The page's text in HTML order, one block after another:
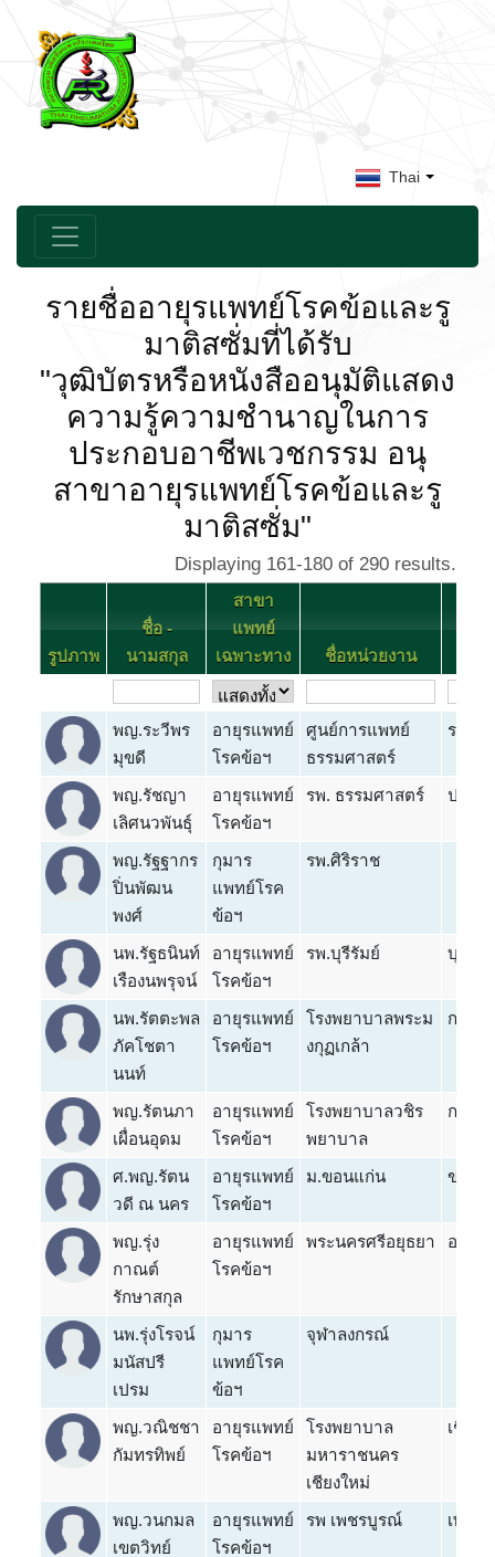
Thai
รายชื่ออายุรแพทย์โรคข้อและรู
มาติสซั่มที่ได้รับ
"วุฒิบัตรหรือหนังสืออนุมัติแสดง
ความรู้ความชำนาญในการ
ประกอบอาชีพเวชกรรม อนุ
สาขาอายุรแพทย์โรคข้อและรู
มาติสซั่ม"
Displaying 161-180 of 290 results.
รูปภาพ
ชื่อ -
นามสกุล
สาขา
แพทย์
เฉพาะทาง
ชื่อหน่วยงาน
พญ.ระวีพร
มุขดี
อายุรแพทย์
โรคข้อฯ
ศูนย์การแพทย์
ธรรมศาสตร์
ระยอง
พญ.รัชญา
เลิศนวพันธุ์
อายุรแพทย์
โรคข้อฯ
รพ. ธรรมศาสตร์ ปทุมธ
พญ.รัฐฐากร
ปิ่นพัฒน
พงศ์
กุมาร
แพทย์โรค
ข้อฯ
รพ.ศิริราช
นพ.รัฐธนินท์
เรืองนพรุจน์
อายุรแพทย์
โรคข้อฯ
รพ.บุรีรัมย์ บุรีรัม
นพ.รัตตะพล
ภัคโชตา
นนท์
อายุรแพทย์
โรคข้อฯ
โรงพยาบาลพระม
งกุฏเกล้า
กรุงเ
พญ.รัตนภา
เผื่อนอุดม
อายุรแพทย์
โรคข้อฯ
โรงพยาบาลวชิร
พยาบาล
กรุงเ
ศ.พญ.รัตน
วดี ณ นคร
อายุรแพทย์
โรคข้อฯ
ม.ขอนแก่น ขอนแ
พญ.รุ่ง
กาณต์
รักษาสกุล
อายุรแพทย์
โรคข้อฯ
พระนครศรีอยุธยา อยุธย
นพ.รุ่งโรจน์
มนัสปรี
เปรม
กุมาร
แพทย์โรค
ข้อฯ
จุฬาลงกรณ์
พญ.วณิชชา
กัมทรทิพย์
อายุรแพทย์
โรคข้อฯ
โรงพยาบาล
มหาราชนคร
เชียงใหม่
เชียง
พญ.วนกมล
เขตวิทย์
อายุรแพทย์
โรคข้อฯ
รพ เพชรบูรณ์ เพชร